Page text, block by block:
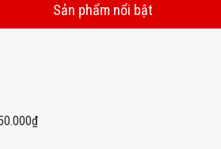
Sản phẩm nổi bật
₫